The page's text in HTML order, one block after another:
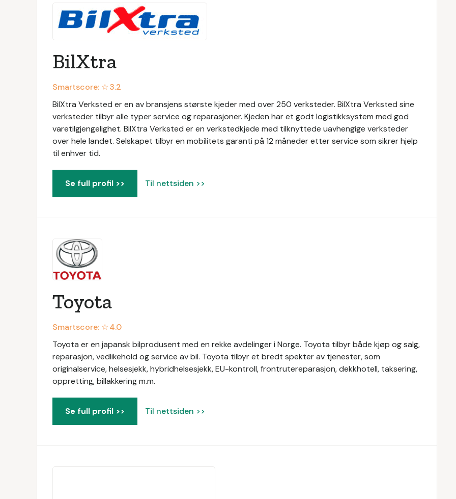
BilXtra
Smartscore: ☆3.2
BilXtra Verksted er en av bransjens største kjeder med over 250 verksteder. BilXtra Verksted sine
verksteder tilbyr alle typer service og reparasjoner. Kjeden har et godt logistikksystem med god
varetilgjengelighet. BilXtra Verksted er en verkstedkjede med tilknyttede uavhengige verksteder
over hele landet. Selskapet tilbyr en mobilitets garanti på 12 måneder etter service som sikrer hjelp
til enhver tid.
Se full profil >> Til nettsiden >>
Toyota
Smartscore: ☆4.0
Toyota er en japansk bilprodusent med en rekke avdelinger i Norge. Toyota tilbyr både kjøp og salg,
reparasjon, vedlikehold og service av bil. Toyota tilbyr et bredt spekter av tjenester, som
originalservice, helsesjekk, hybridhelsesjekk, EU-kontroll, frontrutereparasjon, dekkhotell, taksering,
oppretting, billakkering m.m.
Se full profil >> Til nettsiden >>